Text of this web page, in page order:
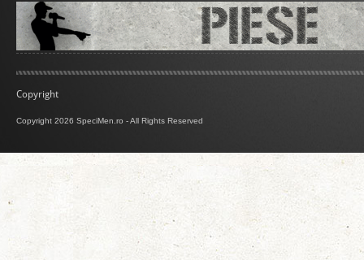
Copyright
Copyright 2026 SpeciMen.ro - All Rights Reserved